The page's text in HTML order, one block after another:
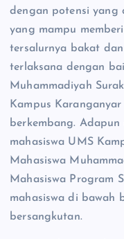
dengan potensi yang
yang mampu
tersalurnya bakat
terlaksana dengan
Muhammadiyah
Kampus
berkembang.
mahasiswa UMS
Mahasiswa
Mahasiswa Program
mahasiswa di bawah
bersangkutan.